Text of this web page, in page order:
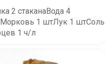
2 стаканаВода 4
1 штЛук 1 штСоль
1 ч/л